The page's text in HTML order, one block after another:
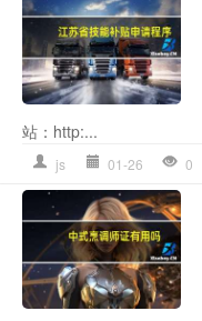
站：http:...
js 01-26 0